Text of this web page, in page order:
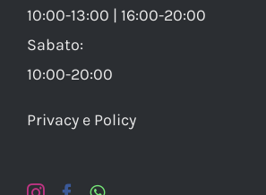
10:00-13:00 | 16:00-20:00
Sabato:
10:00-20:00
Privacy e Policy